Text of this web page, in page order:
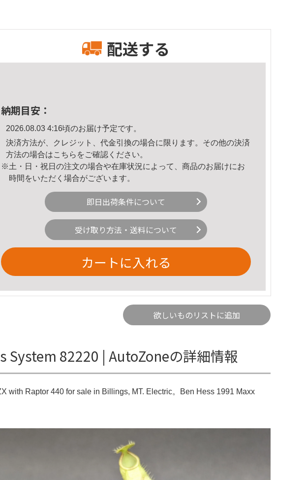
配送する
納期目安：
2026.08.03 4:16頃のお届け予定です。
決済方法が、クレジット、代金引換の場合に限ります。その他の決済
方法の場合はこちら をご確認ください。
※土・日・祝日の注文の場合や在庫状況によって、商品のお届けにお
時間をいただく場合がございます。
即日出荷条件について
受け取り方法・送料について
カートに入れる
欲しいものリストに追加
System 82220 | AutoZoneの詳細情報
with Raptor 440 for sale in Billings, MT. Electric。Ben Hess 1991 Maxx